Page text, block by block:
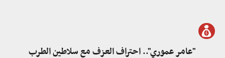
"عامر عموري".. احتراف العزف مع سلاطين الطرب